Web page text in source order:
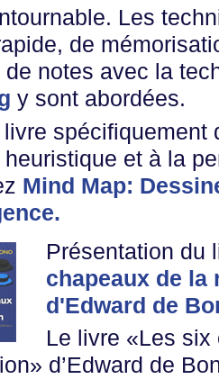
Les
de
de notes avec la
y sont abordées.
livre spécifiquement
et à la
Mind Map:
Présentation du
chapeaux de la
d'Edward de
Le livre «Les six
d’Edward de